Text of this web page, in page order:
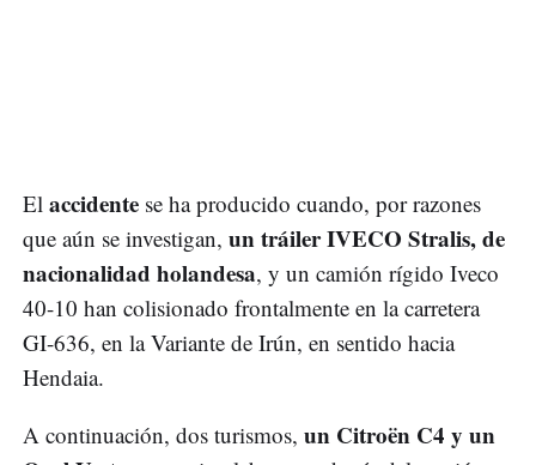
El accidente se ha producido cuando, por razones
que aún se investigan, un tráiler IVECO Stralis, de
nacionalidad holandesa, y un camión rígido Iveco
40-10 han colisionado frontalmente en la carretera
GI-636, en la Variante de Irún, en sentido hacia
Hendaia.
A continuación, dos turismos, un Citroën C4 y un